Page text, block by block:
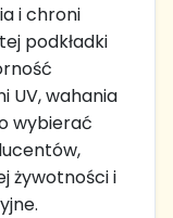
i chroni
podkładki
UV, wahania
wybierać
żywotności i